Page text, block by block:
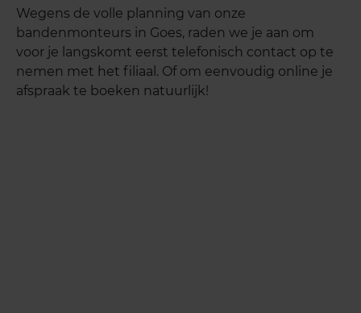
Wegens de volle planning van onze
bandenmonteurs in Goes, raden we je aan om
voor je langskomt eerst telefonisch contact op te
nemen met het filiaal. Of om eenvoudig online je
afspraak te boeken natuurlijk!